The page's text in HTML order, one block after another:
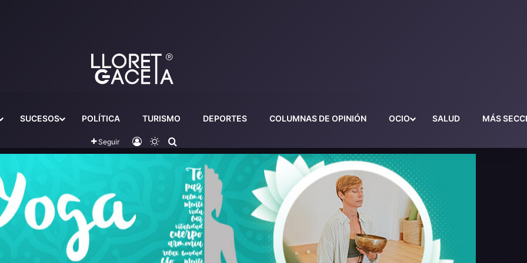
SUCESOS POLÍTICA TURISMO DEPORTES COLUMNAS DE OPINIÓN OCIO SALUD MÁS
Seguir Iniciar sesión
Switch skin